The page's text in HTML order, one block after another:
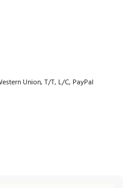
Union, T/T, L/C, PayPal